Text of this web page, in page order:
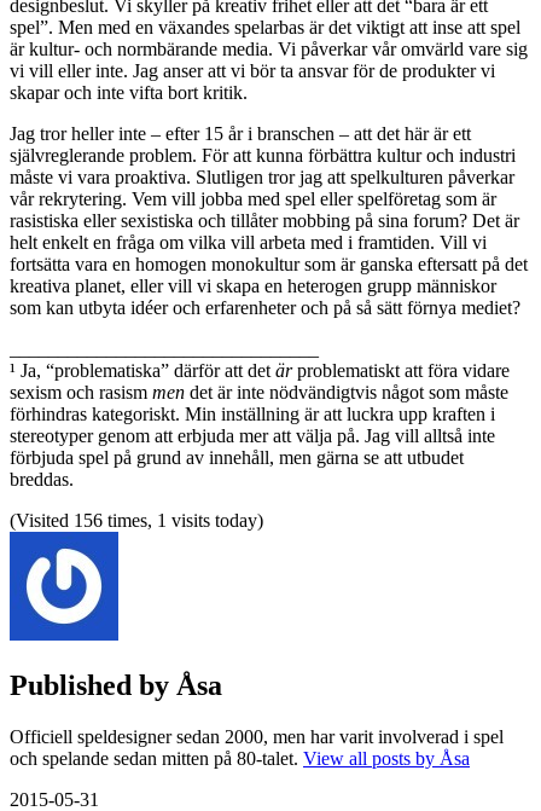
designbeslut. Vi skyller på kreativ frihet eller att det “bara är ett
spel”. Men med en växandes spelarbas är det viktigt att inse att spel
är kultur- och normbärande media. Vi påverkar vår omvärld vare sig
vi vill eller inte. Jag anser att vi bör ta ansvar för de produkter vi
skapar och inte vifta bort kritik.
Jag tror heller inte – efter 15 år i branschen – att det här är ett
självreglerande problem. För att kunna förbättra kultur och industri
måste vi vara proaktiva. Slutligen tror jag att spelkulturen påverkar
vår rekrytering. Vem vill jobba med spel eller spelföretag som är
rasistiska eller sexistiska och tillåter mobbing på sina forum? Det är
helt enkelt en fråga om vilka vill arbeta med i framtiden. Vill vi
fortsätta vara en homogen monokultur som är ganska eftersatt på det
kreativa planet, eller vill vi skapa en heterogen grupp människor
som kan utbyta idéer och erfarenheter och på så sätt förnya mediet?
¹ Ja, “problematiska” därför att det ärproblematiskt att föra vidare
sexism och rasism men det är inte nödvändigtvis något som måste
förhindras kategoriskt. Min inställning är att luckra upp kraften i
stereotyper genom att erbjuda mer att välja på. Jag vill alltså inte
förbjuda spel på grund av innehåll, men gärna se att utbudet
breddas.
(Visited 156 times, 1 visits today)
Published by Åsa
Officiell speldesigner sedan 2000, men har varit involverad i spel
och spelande sedan mitten på 80-talet. View all posts by Åsa
2015-05-31